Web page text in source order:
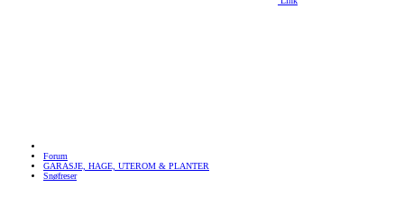
Forum
GARASJE, HAGE, UTEROM & PLANTER
Snøfreser